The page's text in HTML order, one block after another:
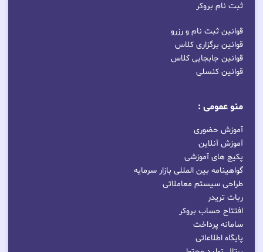
ثبت نام بروکر
قوانین ثبت نام و رزرو
قوانین برگزاری کلاس
قوانین جابجایی کلاس
قوانین کنسلی
منو عمومی :
آموزش حضوری
آموزش آنلاین
پکیج های آموزشی
گواهینامه بین المللی بازار سرمایه
طراحی سیستم معاملاتی
ربات تریدر
افتتاح حساب بروکر
سامانه پرداخت
پایگاه اطلاعاتی